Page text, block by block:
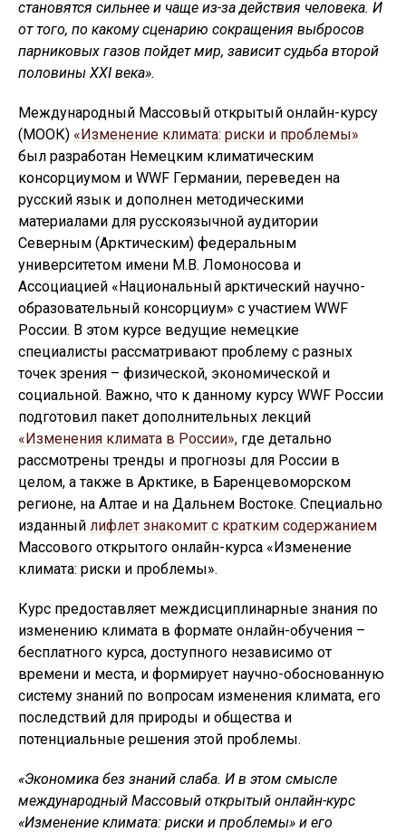
становятся сильнее и чаще из-за действия человека. И
от того, по какому сценарию сокращения выбросов
парниковых газов пойдет мир, зависит судьба второй
половины XXI века».
Международный Массовый открытый онлайн-курсу
(МООК) «Изменение климата: риски и проблемы»
был разработан Немецким климатическим
консорциумом и WWF Германии, переведен на
русский язык и дополнен методическими
материалами для русскоязычной аудитории
Северным (Арктическим) федеральным
университетом имени М.В. Ломоносова и
Ассоциацией «Национальный арктический научно-
образовательный консорциум» с участием WWF
России. В этом курсе ведущие немецкие
специалисты рассматривают проблему с разных
точек зрения – физической, экономической и
социальной. Важно, что к данному курсу WWF России
подготовил пакет дополнительных лекций
«Изменения климата в России», где детально
рассмотрены тренды и прогнозы для России в
целом, а также в Арктике, в Баренцевоморском
регионе, на Алтае и на Дальнем Востоке. Специально
изданный лифлет знакомит с кратким содержанием
Массового открытого онлайн-курса «Изменение
климата: риски и проблемы».
Курс предоставляет междисциплинарные знания по
изменению климата в формате онлайн-обучения –
бесплатного курса, доступного независимо от
времени и места, и формирует научно-обоснованную
систему знаний по вопросам изменения климата, его
последствий для природы и общества и
потенциальные решения этой проблемы.
«Экономика без знаний слаба. И в этом смысле
международный Массовый открытый онлайн-курс
«Изменение климата: риски и проблемы» и его